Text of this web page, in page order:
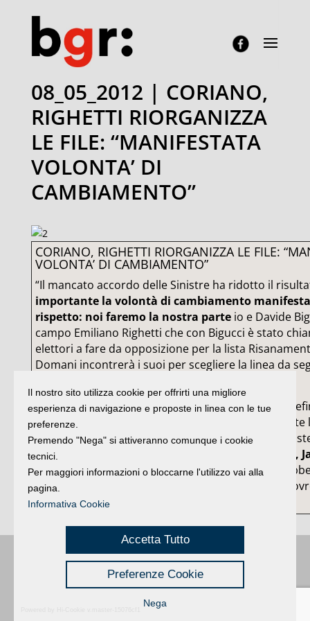
08_05_2012 | CORIANO,
RIGHETTI RIORGANIZZA
LE FILE: “MANIFESTATA
VOLONTA’ DI
CAMBIAMENTO”
CORIANO, RIGHETTI RIORGANIZZA LE FILE:
VOLONTA’ DI CAMBIAMENTO”
“Il mancato accordo delle Sinistre ha ridotto il
importante la volontà di cambiamento
rispetto: noi faremo la nostra parteio e Davide
campo Emiliano Righetti che con Bigucci è stato
elettori a fare da opposizione per la lista
Domani incontrerà i suoi per scegliere la linea da
Intanto inizia a delinearsi (in maniera pressoché
l’assegnazione degli scranni in Consiglio. Sono
conquistate da Progetto comune la lista che ha
sindaco Mimma Spinelli.
Sicuri Giuseppe Arangio,
Ugolini e Roberto Bianchi. In opposizione
Tordi di Coriano comunità aperta. Gli altri nomi
fuori in giornata.
Buongiorno:Riminié una testata registrata presso il Tribunale di Rimini
registrazione n. 2 /28/02/2012| © 2024 buongiornoRimini
Privacy | Credits
Il nostro sito utilizza cookie per offrirti una migliore
esperienza di navigazione e proposte in linea con le tue
preferenze.
Premendo "Nega" si attiveranno comunque i cookie
tecnici.
Per maggiori informazioni o bloccarne l'utilizzo vai alla
pagina.
Informativa Cookie
Accetta Tutto
Preferenze Cookie
Nega